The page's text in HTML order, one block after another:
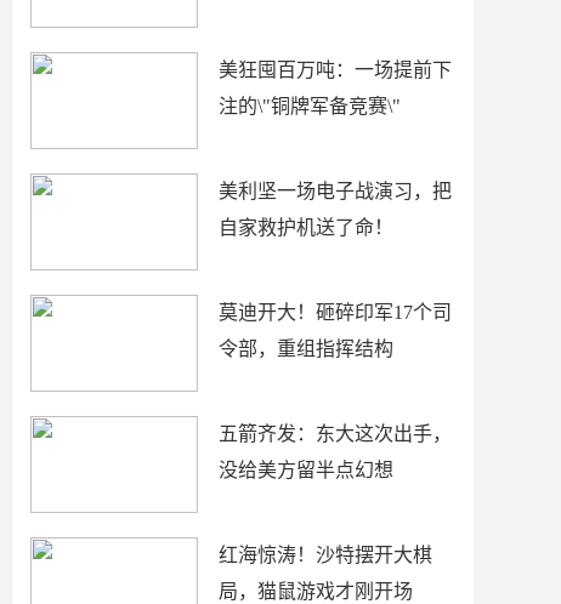
美狂囤百万吨：一场提前下
注的\"铜牌军备竞赛\"
美利坚一场电子战演习，把
自家救护机送了命！
莫迪开大！砸碎印军17个司
令部，重组指挥结构
五箭齐发：东大这次出手，
没给美方留半点幻想
红海惊涛！沙特摆开大棋
局，猫鼠游戏才刚开场